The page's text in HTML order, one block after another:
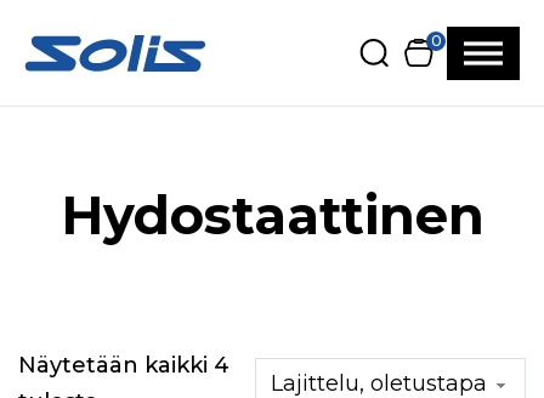
0
Hydostaattinen
Näytetään kaikki 4